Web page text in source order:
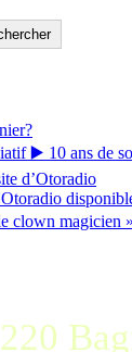
▶️ 10 ans de
d’Otoradio
clown magicien